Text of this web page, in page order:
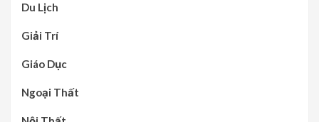
Du Lịch
Giải Trí
Giáo Dục
Ngoại Thất